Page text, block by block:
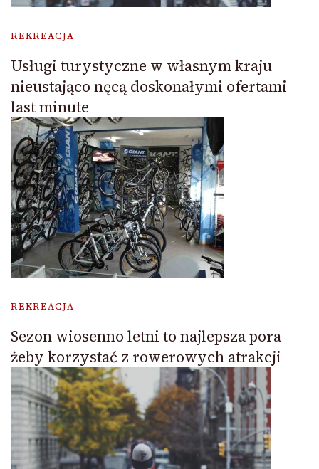
REKREACJA
Usługi turystyczne w własnym kraju
nieustająco nęcą doskonałymi ofertami
last minute
REKREACJA
Sezon wiosenno letni to najlepsza pora
żeby korzystać z rowerowych atrakcji